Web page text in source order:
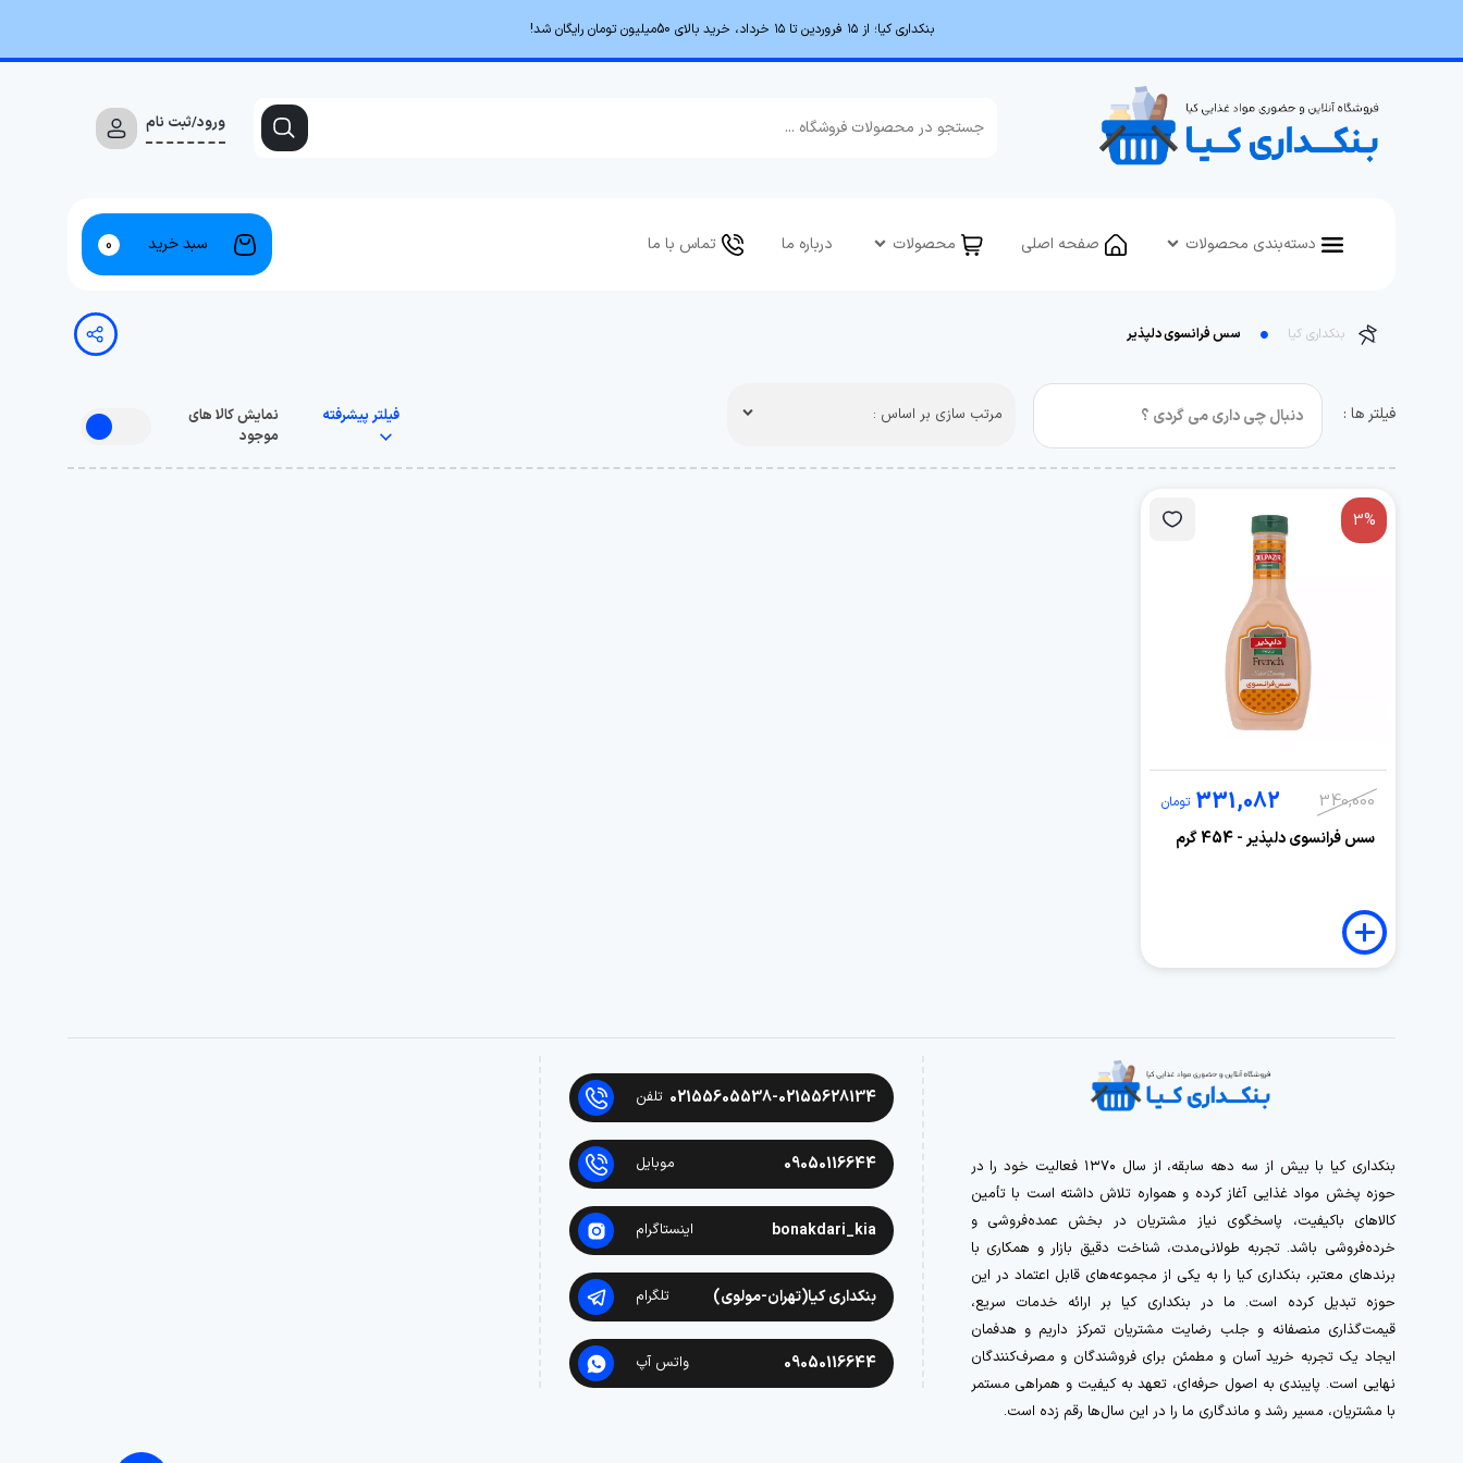
بنکداری کیا؛ از ۱۵ فروردین تا ۱۵ خرداد، خرید بالای 50میلیون تومان رایگان شد!
ورود/ثبت نام
دسته‌بندی محصولات صفحه اصلی محصولات درباره ما تماس با ما سبد خرید 0
بنکداری کیا سس فرانسوی دلپذیر
فیلتر ها : مرتب سازی بر اساس : فیلتر پیشرفته
نمایش کالا های
موجود
3%
340,000
331,082 تومان
سس فرانسوی دلپذیر - 454 گرم
بنکداری کیا با بیش از سه دهه سابقه، از سال ۱۳۷۰ فعالیت خود را در
حوزه پخش مواد غذایی آغاز کرده و همواره تلاش داشته است با تأمین
کالاهای باکیفیت، پاسخگوی نیاز مشتریان در بخش عمده‌فروشی و
خرده‌فروشی باشد. تجربه طولانی‌مدت، شناخت دقیق بازار و همکاری با
برندهای معتبر، بنکداری کیا را به یکی از مجموعه‌های قابل اعتماد در این
حوزه تبدیل کرده است. ما در بنکداری کیا بر ارائه خدمات سریع،
قیمت‌گذاری منصفانه و جلب رضایت مشتریان تمرکز داریم و هدفمان
ایجاد یک تجربه خرید آسان و مطمئن برای فروشندگان و مصرف‌کنندگان
نهایی است. پایبندی به اصول حرفه‌ای، تعهد به کیفیت و همراهی مستمر
با مشتریان، مسیر رشد و ماندگاری ما را در این سال‌ها رقم زده است.
02155605538-02155628134 تلفن
09050116644 موبایل
bonakdari_kia اینستاگرام
بنکداری کیا(تهران-مولوی) تلگرام
09050116644 واتس آپ